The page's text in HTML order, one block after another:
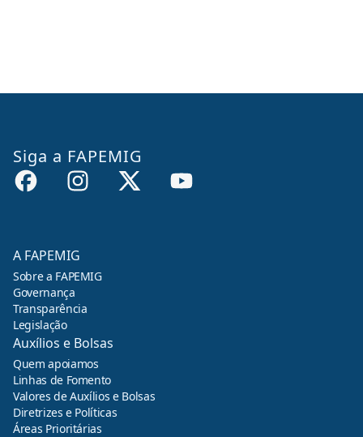
Siga a FAPEMIG
A FAPEMIG
Sobre a FAPEMIG
Governança
Transparência
Legislação
Auxílios e Bolsas
Quem apoiamos
Linhas de Fomento
Valores de Auxílios e Bolsas
Diretrizes e Políticas
Áreas Prioritárias